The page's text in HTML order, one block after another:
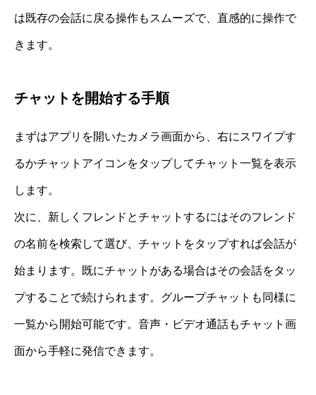
は既存の会話に戻る操作もスムーズで、直感的に操作で
きます。
チャットを開始する手順
まずはアプリを開いたカメラ画面から、右にスワイプす
るかチャットアイコンをタップしてチャット一覧を表示
します。
次に、新しくフレンドとチャットするにはそのフレンド
の名前を検索して選び、チャットをタップすれば会話が
始まります。既にチャットがある場合はその会話をタッ
プすることで続けられます。グループチャットも同様に
一覧から開始可能です。音声・ビデオ通話もチャット画
面から手軽に発信できます。